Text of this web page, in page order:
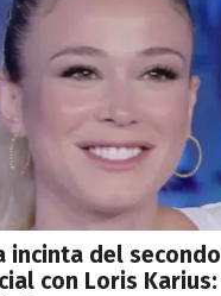
incinta del
con Loris